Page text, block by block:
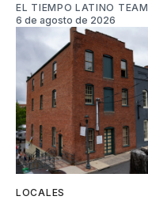
EL TIEMPO LATINO TEAM
6 de agosto de 2026
LOCALES